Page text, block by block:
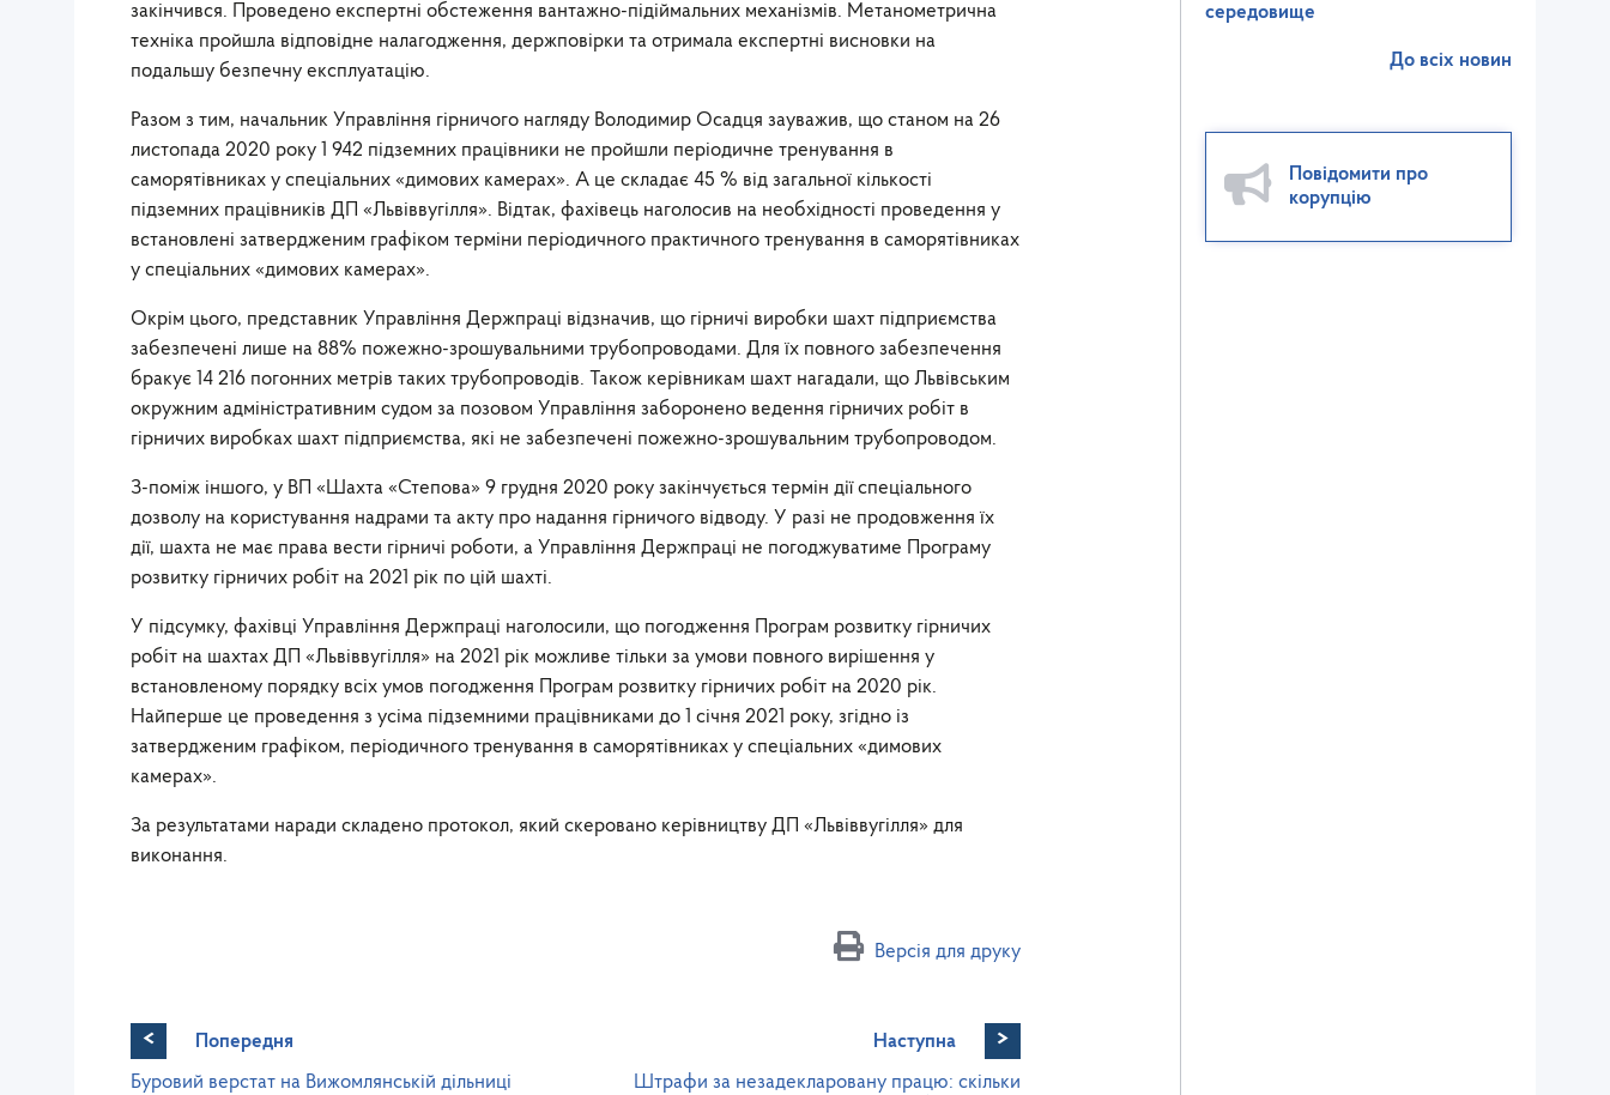
закінчився. Проведено експертні обстеження вантажно-підіймальних механізмів. Метанометрична
техніка пройшла відповідне налагодження, держповірки та отримала експертні висновки на
подальшу безпечну експлуатацію.
Разом з тим, начальник Управління гірничого нагляду Володимир Осадця зауважив, що станом на 26
листопада 2020 року 1 942 підземних працівники не пройшли періодичне тренування в
саморятівниках у спеціальних «димових камерах». А це складає 45 % від загальної кількості
підземних працівників ДП «Львіввугілля». Відтак, фахівець наголосив на необхідності проведення у
встановлені затвердженим графіком терміни періодичного практичного тренування в саморятівниках
у спеціальних «димових камерах».
Окрім цього, представник Управління Держпраці відзначив, що гірничі виробки шахт підприємства
забезпечені лише на 88% пожежно-зрошувальними трубопроводами. Для їх повного забезпечення
бракує 14 216 погонних метрів таких трубопроводів. Також керівникам шахт нагадали, що Львівським
окружним адміністративним судом за позовом Управління заборонено ведення гірничих робіт в
гірничих виробках шахт підприємства, які не забезпечені пожежно-зрошувальним трубопроводом.
З-поміж іншого, у ВП «Шахта «Степова» 9 грудня 2020 року закінчується термін дії спеціального
дозволу на користування надрами та акту про надання гірничого відводу. У разі не продовження їх
дії, шахта не має права вести гірничі роботи, а Управління Держпраці не погоджуватиме Програму
розвитку гірничих робіт на 2021 рік по цій шахті.
У підсумку, фахівці Управління Держпраці наголосили, що погодження Програм розвитку гірничих
робіт на шахтах ДП «Львіввугілля» на 2021 рік можливе тільки за умови повного вирішення у
встановленому порядку всіх умов погодження Програм розвитку гірничих робіт на 2020 рік.
Найперше це проведення з усіма підземними працівниками до 1 січня 2021 року, згідно із
затвердженим графіком, періодичного тренування в саморятівниках у спеціальних «димових
камерах».
За результатами наради складено протокол, який скеровано керівництву ДП «Львіввугілля» для
виконання.
Версія для друку
<
Попередня
Буровий верстат на Вижомлянській дільниці
Наступна >
Штрафи за незадекларовану працю: скільки
середовище
До всіх новин
Повідомити про
корупцію